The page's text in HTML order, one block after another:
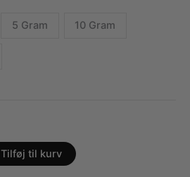
995,00 kr.
5 Gram 10 Gram
Tilføj til kurv